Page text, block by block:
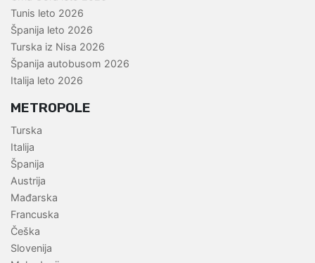
Tunis leto 2026
Španija leto 2026
Turska iz Nisa 2026
Španija autobusom 2026
Italija leto 2026
METROPOLE
Turska
Italija
Španija
Austrija
Mađarska
Francuska
Češka
Slovenija